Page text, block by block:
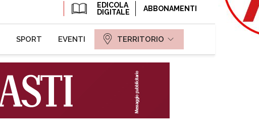
EDICOLA
DIGITALE
ABBONAMENTI
SPORT EVENTI TERRITORIO